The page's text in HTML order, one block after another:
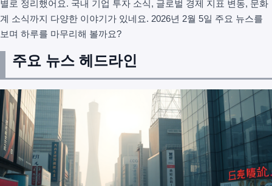
별로 정리했어요. 국내 기업 투자 소식, 글로벌 경제 지표 변동, 문화
계 소식까지 다양한 이야기가 있네요. 2026년 2월 5일 주요 뉴스를
보며 하루를 마무리해 볼까요?
주요 뉴스 헤드라인